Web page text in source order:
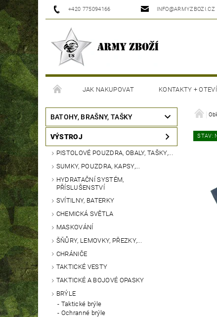
+420 775094166 INFO@ARMYZBOZI.CZ
JAK NAKUPOVAT KONTAKTY +
MOJE OBJEDNÁVKA
BATOHY, BRAŠNY, TAŠKY
VÝSTROJ
PISTOLOVÉ POUZDRA, OBALY, TAŠKY,...
SUMKY, POUZDRA, KAPSY,...
HYDRATAČNÍ SYSTÉM,
PŘÍSLUŠENSTVÍ
SVÍTILNY, BATERKY
CHEMICKÁ SVĚTLA
MASKOVÁNÍ
ŠŇŮRY, LEMOVKY, PŘEZKY,...
CHRÁNIČE
TAKTICKÉ VESTY
TAKTICKÉ A BOJOVÉ OPASKY
BRÝLE
Taktické brýle
Ochranné brýle
STAV: